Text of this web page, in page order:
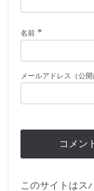
名前 *
メールアドレス（公開
このサイトはス